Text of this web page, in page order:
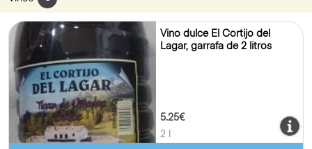
Vino dulce El Cortijo del
Lagar, garrafa de 2 litros
5.25€
2 l